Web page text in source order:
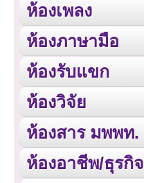
ห้องเพลง
ห้องภาษามือ
ห้องรับแขก
ห้องวิจัย
ห้องสาร มพพท.
ห้องอาชีพ/ธุรกิจ